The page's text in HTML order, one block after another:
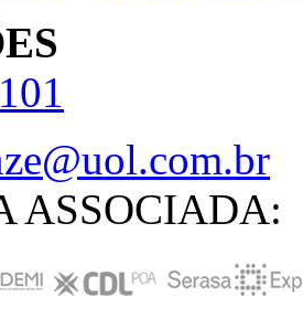
ASSOCIADA: